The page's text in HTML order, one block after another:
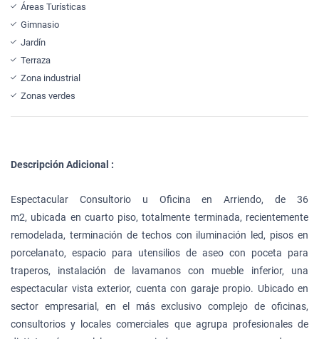
Áreas Turísticas
Gimnasio
Jardín
Terraza
Zona industrial
Zonas verdes
Descripción Adicional :
Espectacular Consultorio u Oficina en Arriendo, de 36
m2, ubicada en cuarto piso, totalmente terminada, recientemente
remodelada, terminación de techos con iluminación led, pisos en
porcelanato, espacio para utensilios de aseo con poceta para
traperos, instalación de lavamanos con mueble inferior, una
espectacular vista exterior, cuenta con garaje propio. Ubicado en
sector empresarial, en el más exclusivo complejo de oficinas,
consultorios y locales comerciales que agrupa profesionales de